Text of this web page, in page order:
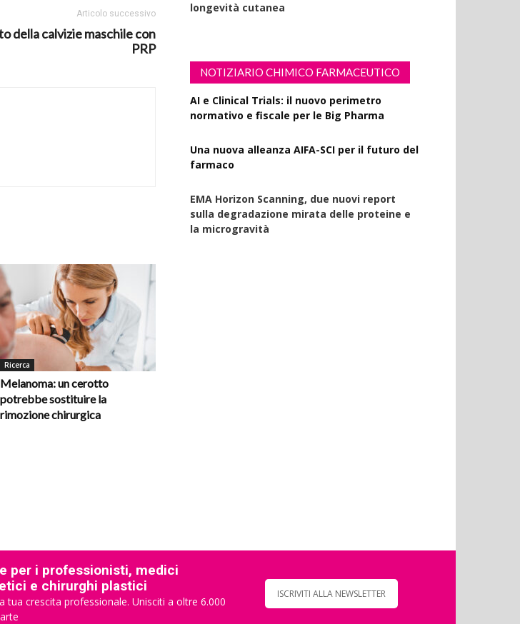
Articolo successivo
della calvizie maschile con
PRP
Ricerca
Melanoma: un cerotto
potrebbe sostituire la
rimozione chirurgica
longevità cutanea
NOTIZIARIO CHIMICO FARMACEUTICO
AI e Clinical Trials: il nuovo perimetro
normativo e fiscale per le Big Pharma
Una nuova alleanza AIFA-SCI per il futuro del
farmaco
EMA Horizon Scanning, due nuovi report
sulla degradazione mirata delle proteine e
la microgravità
per i professionisti, medici
e chirurghi plastici
tua crescita professionale. Unisciti a oltre 6.000
ISCRIVITI ALLA NEWSLETTER